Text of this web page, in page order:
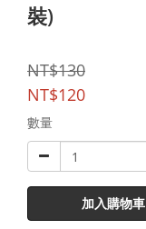
裝)
NT$130
NT$120
數量
加入購物車